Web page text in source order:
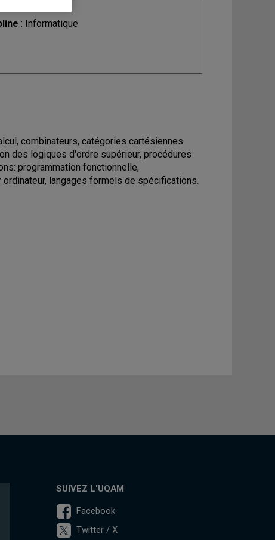
: Informatique
combinateurs, catégories cartésiennes
des logiques d'ordre supérieur, procédures
programmation fonctionnelle,
langages formels de spécifications.
SUIVEZ L'UQAM
Facebook
Twitter / X